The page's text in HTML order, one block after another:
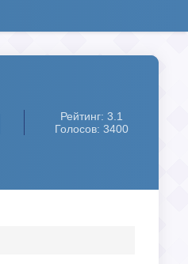
Рейтинг: 3.1
Голосов: 3400